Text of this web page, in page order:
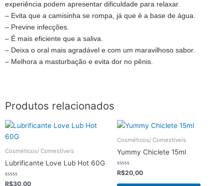
experiência podem apresentar dificuldade para relaxar.
– Evita que a camisinha se rompa, já que é a base de água.
– Previne infecções.
– É mais eficiente que a saliva.
– Deixa o oral mais agradável e com um maravilhoso sabor.
– Melhora a masturbação e evita dor no pênis.
Produtos relacionados
Cosméticos/ Comestíveis
Lubrificante Love Lub Hot 60G
Avaliação
R$30,00
Cosméticos/ Comestíveis
Yummy Chiclete 15ml
Avaliação
0
de
R$20,00